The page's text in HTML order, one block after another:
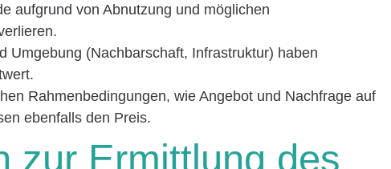
aufgrund von Abnutzung und möglichen
Umgebung (Nachbarschaft, Infrastruktur) haben
Rahmenbedingungen, wie Angebot und Nachfrage auf
ebenfalls den Preis.
zur Ermittlung des